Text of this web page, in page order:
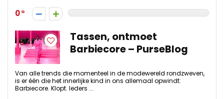
0
Tassen, ontmoet
Barbiecore – PurseBlog
Van alle trends die momenteel in de modewereld rondzweven,
is er één die het innerlijke kind in ons allemaal opwindt:
Barbiecore. Klopt. Ieders ...